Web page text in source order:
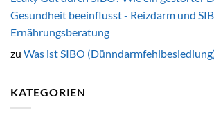
Gesundheit beeinflusst - Reizdarm und
Ernährungsberatung
zu Was ist SIBO
KATEGORIEN